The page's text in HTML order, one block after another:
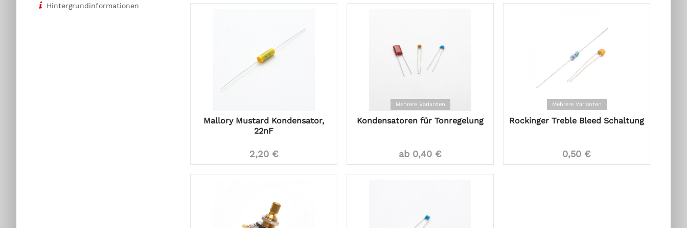
Hintergrundinformationen
Mallory Mustard Kondensator,
22nF
2,20 €
Mehrere Varianten
Kondensatoren für Tonregelung
ab 0,40 €
Mehrere Varianten
Rockinger Treble Bleed Schaltung
0,50 €